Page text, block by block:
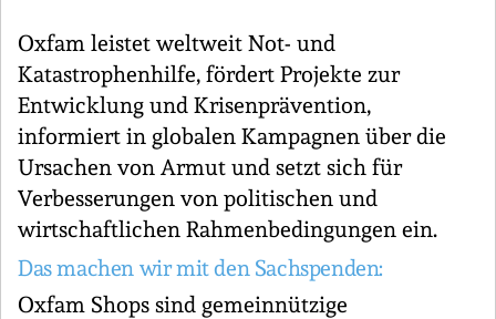
Oxfam leistet weltweit Not- und
Katastrophenhilfe, fördert Projekte zur
Entwicklung und Krisenprävention,
informiert in globalen Kampagnen über die
Ursachen von Armut und setzt sich für
Verbesserungen von politischen und
wirtschaftlichen Rahmenbedingungen ein.
Das machen wir mit den Sachspenden:
Oxfam Shops sind gemeinnützige